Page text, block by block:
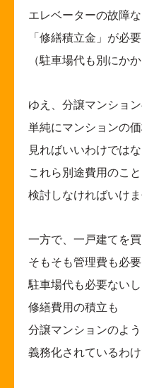
エレベーターの故障
「修繕積立金」が必
（駐車場代も別にかか
ゆえ、分譲マンション
単純にマンションの
見ればいいわけではな
これら別途費用のこ
検討しなければいけま
一方で、一戸建てを買
そもそも管理費も必要
駐車場代も必要ないし
修繕費用の積立も
分譲マンションのよう
義務化されているわけ